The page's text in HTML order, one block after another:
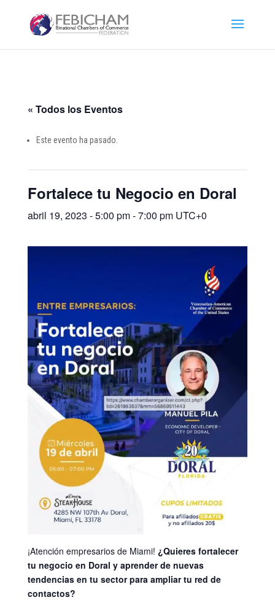
« Todos los Eventos
Este evento ha pasado.
Fortalece tu Negocio en Doral
abril 19, 2023 - 5:00 pm-7:00 pm UTC+0
¡Atención empresarios de Miami! ¿Quieres fortalecer
tu negocio en Doral y aprender de nuevas
tendencias en tu sector para ampliar tu red de
contactos?